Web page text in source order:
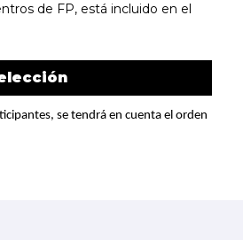
de FP, está incluido en el
se tendrá en cuenta el orden